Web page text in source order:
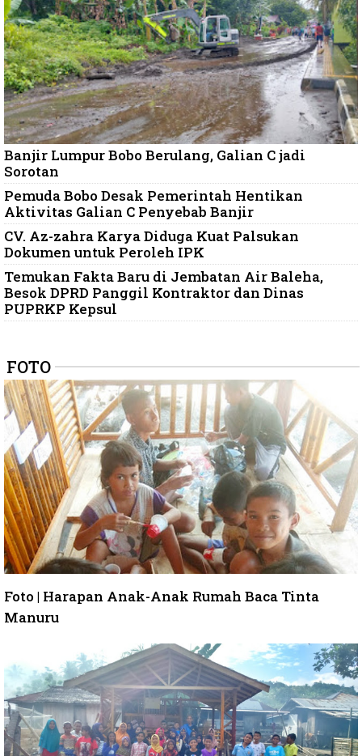
Banjir Lumpur Bobo Berulang, Galian C jadi
Sorotan
Pemuda Bobo Desak Pemerintah Hentikan
Aktivitas Galian C Penyebab Banjir
CV. Az-zahra Karya Diduga Kuat Palsukan
Dokumen untuk Peroleh IPK
Temukan Fakta Baru di Jembatan Air Baleha,
Besok DPRD Panggil Kontraktor dan Dinas
PUPRKP Kepsul
FOTO
Foto | Harapan Anak-Anak Rumah Baca Tinta
Manuru